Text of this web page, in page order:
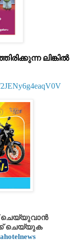
ലിങ്കിൽ
ചെയ്യുക